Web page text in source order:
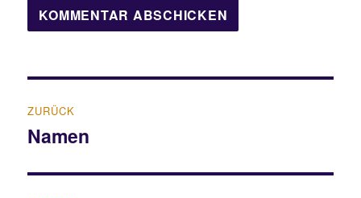
ZURÜCK
Vorheriger
Namen